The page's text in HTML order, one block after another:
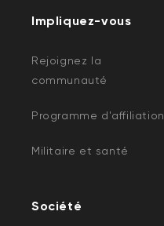
Impliquez-vous
Rejoignez la
communauté
Programme d'affiliation
Militaire et santé
Société